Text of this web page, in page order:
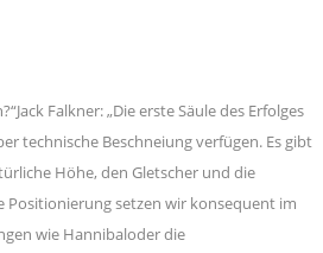
Falkner: „Die erste Säule des Erfolges
technische Beschneiung verfügen. Es gibt
Höhe, den Gletscher und die
Positionierung setzen wir konsequent im
wie Hannibaloder die